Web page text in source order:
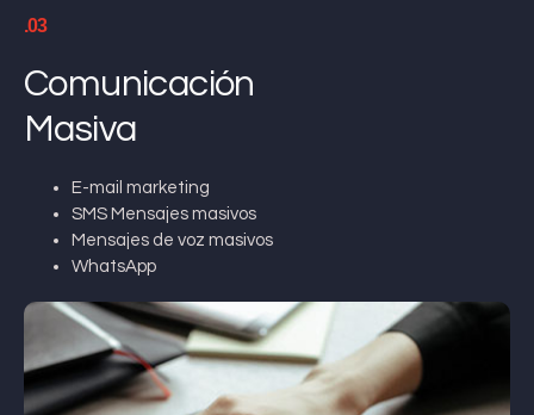
.03
Comunicación
Masiva
E-mail marketing
SMS Mensajes masivos
Mensajes de voz masivos
WhatsApp